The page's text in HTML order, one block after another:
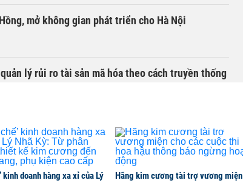
mở không gian phát triển cho Hà Nội
lý rủi ro tài sản mã hóa theo cách truyền thống
kinh doanh hàng xa xỉ của Lý
Hãng kim cương tài trợ vương miện